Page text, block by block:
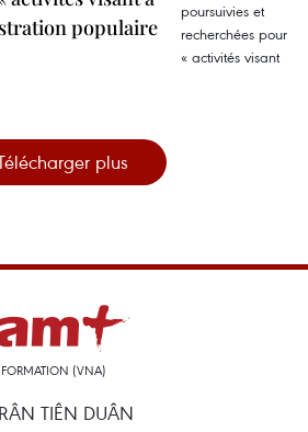
populaire
plus
(VNA)
TIÊN DUÂN